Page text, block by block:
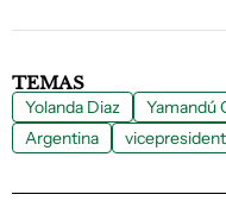
TEMAS
Yolanda Diaz Yamandú
Argentina